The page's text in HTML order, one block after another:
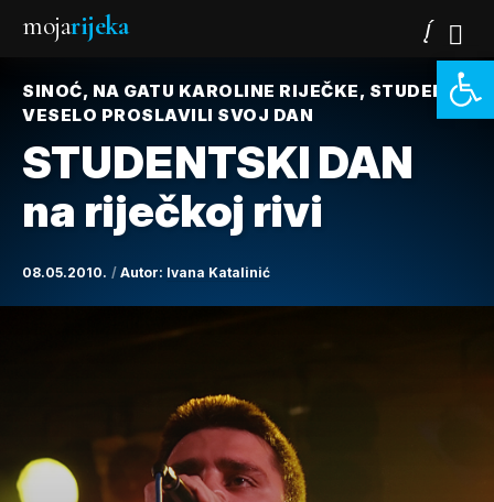
mojarijeka
SINOĆ, NA GATU KAROLINE RIJEČKE, STUDENTI
VESELO PROSLAVILI SVOJ DAN
STUDENTSKI DAN
na riječkoj rivi
08.05.2010. Autor: Ivana Katalinić